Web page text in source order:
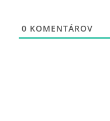
0 KOMENTÁROV